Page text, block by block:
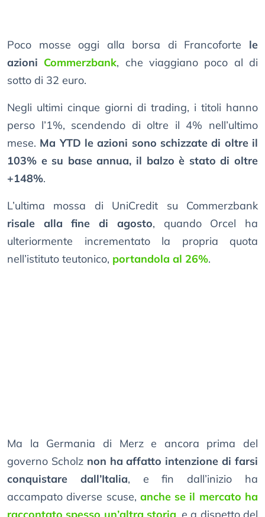
Poco mosse oggi alla borsa di Francoforte le
azioni Commerzbank, che viaggiano poco al di
sotto di 32 euro.
Negli ultimi cinque giorni di trading, i titoli hanno
perso l’1%, scendendo di oltre il 4% nell’ultimo
mese. Ma YTD le azioni sono schizzate di oltre il
103% e su base annua, il balzo è stato di oltre
+148%.
L’ultima mossa di UniCredit su Commerzbank
risale alla fine di agosto, quando Orcel ha
ulteriormente incrementato la propria quota
nell’istituto teutonico, portandola al 26%.
Ma la Germania di Merz e ancora prima del
governo Scholz non ha affatto intenzione di farsi
conquistare dall’Italia, e fin dall’inizio ha
accampato diverse scuse, anche se il mercato ha